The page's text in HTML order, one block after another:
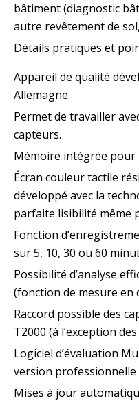
bâtiment (diagnostic
autre revêtement de
Détails pratiques et
Appareil de qualité
Allemagne.
Permet de travailler
capteurs.
Mémoire intégrée pour
Écran couleur tactile
développé avec la
parfaite lisibilité même
Fonction
sur 5, 10, 30 ou 60
Possibilité d’analyse
(fonction de mesure en
Raccord possible des
T2000 (à l’exception
Logiciel d’évaluation
version professionnelle
Mises à jour